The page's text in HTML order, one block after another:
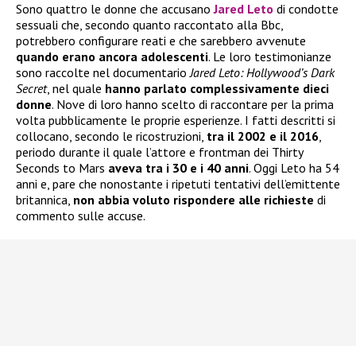
Sono quattro le donne che accusanoJared Leto di condotte
sessuali che, secondo quanto raccontato alla Bbc,
potrebbero configurare reati e che sarebbero avvenute
quando erano ancora adolescenti. Le loro testimonianze
sono raccolte nel documentarioJared Leto: Hollywood’s Dark
Secret, nel quale hanno parlato complessivamente dieci
donne. Nove di loro hanno scelto di raccontare per la prima
volta pubblicamente le proprie esperienze. I fatti descritti si
collocano, secondo le ricostruzioni, tra il 2002 e il 2016,
periodo durante il quale l’attore e frontman dei Thirty
Seconds to Mars aveva tra i 30 e i 40 anni. Oggi Leto ha 54
anni e, pare che nonostante i ripetuti tentativi dell’emittente
britannica, non abbia voluto rispondere alle richieste di
commento sulle accuse.